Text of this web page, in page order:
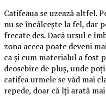
Catifeaua se uzează altfel.
nu se încâlcește la fel, dar
frecate des. Dacă ursul e
zona aceea poate deveni
ca și cum materialul a fost
deosebire de pluș, unde
catifea urmele se văd mai
repede, doar că îți arată